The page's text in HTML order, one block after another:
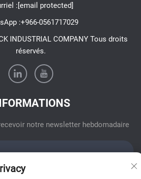
:[email protected]
:+966-0561717029
INDUSTRIAL COMPANY Tous droits
réservés.
notre newsletter hebdomadaire